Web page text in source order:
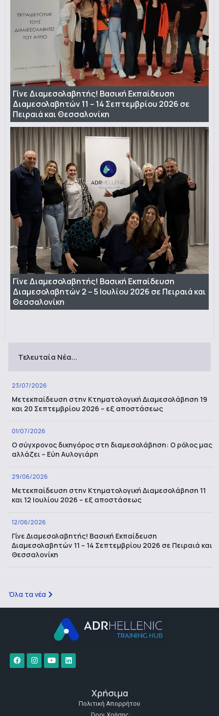
Γίνε Διαμεσολαβητής! Βασική Εκπαίδευση
Διαμεσολαβητών 11 – 14 Σεπτεμβρίου 2026 σε
Πειραιά και Θεσσαλονίκη
Γίνε Διαμεσολαβητής! Βασική Εκπαίδευση
Διαμεσολαβητών 2 – 5 Ιουλίου 2026 σε Πειραιά και
Θεσσαλονίκη
Τελευταία Νέα...
23/07/2026
Μετεκπαίδευση στην Κτηματολογική Διαμεσολάβηση 19
και 20 Σεπτεμβρίου 2026 – εξ αποστάσεως
01/07/2026
Ο σύγχρονος δικηγόρος στη διαμεσολάβηση: Ο ρόλος μας
αλλάζει – Εύη Αυλογιάρη
29/06/2026
Μετεκπαίδευση στην Κτηματολογική Διαμεσολάβηση 11
και 12 Ιουλίου 2026 – εξ αποστάσεως
12/06/2026
Γίνε Διαμεσολαβητής! Βασική Εκπαίδευση
Διαμεσολαβητών 11 – 14 Σεπτεμβρίου 2026 σε Πειραιά και
Θεσσαλονίκη
Όλα τα νέα
Χρήσιμα
Πολιτική Απορρήτου